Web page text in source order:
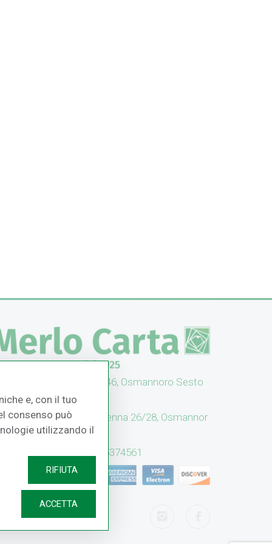
UFFICI: V. Senna 44/46, Osmannoro Sesto
(FI)
CASH & CARRY: V. Senna 26/28, Osmannor
F.no (FI)
Assistenza: (+39) 055374561
e, con il tuo
consenso può
utilizzando il
RIFIUTA
ACCETTA